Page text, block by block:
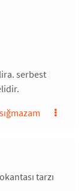
serbest
tarzı